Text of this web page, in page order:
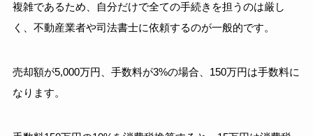
複雑であるため、自分だけで全ての手続きを担うのは厳し
く、不動産業者や司法書士に依頼するのが一般的です。
売却額が5,000万円、手数料が3%の場合、150万円は手数料に
なります。